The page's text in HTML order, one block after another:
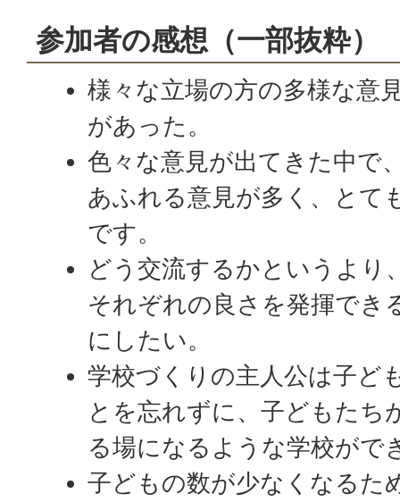
参加者の感想（一部抜粋）
様々な立場の方の多様な意
があった。
色々な意見が出てきた中で
あふれる意見が多く、とて
です。
どう交流するかというより
それぞれの良さを発揮でき
にしたい。
学校づくりの主人公は子ど
とを忘れずに、子どもたち
る場になるような学校がで
子どもの数が少なくなるた